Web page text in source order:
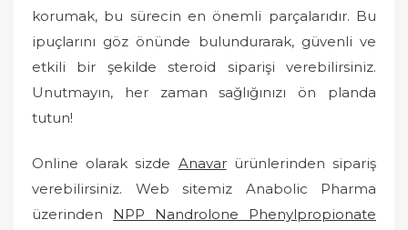
korumak, bu sürecin en önemli parçalarıdır. Bu
ipuçlarını göz önünde bulundurarak, güvenli ve
etkili bir şekilde steroid siparişi verebilirsiniz.
Unutmayın, her zaman sağlığınızı ön planda
tutun!
Online olarak sizde Anavarürünlerinden sipariş
verebilirsiniz. Web sitemiz Anabolic Pharma
üzerinden NPP Nandrolone Phenylpropionate